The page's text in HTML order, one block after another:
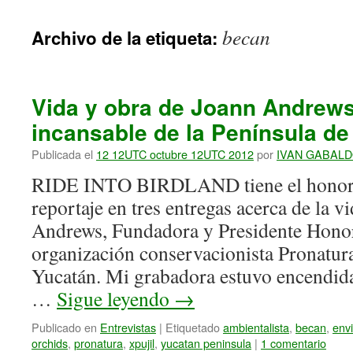
Archivo de la etiqueta: becan
Vida y obra de Joann
incansable de la Península
Publicada el 12 12UTC octubre 12UTC 2012por IVAN
RIDE INTO BIRDLAND tiene el honor
reportaje en tres entregas acerca de la
Andrews, Fundadora y Presidente
organización conservacionista
Yucatán. Mi grabadora estuvo
… Sigue leyendo →
Publicado en Entrevistas | Etiquetadoambientalista, becan,
orchids, pronatura, xpujil, yucatan peninsula | 1 comentario